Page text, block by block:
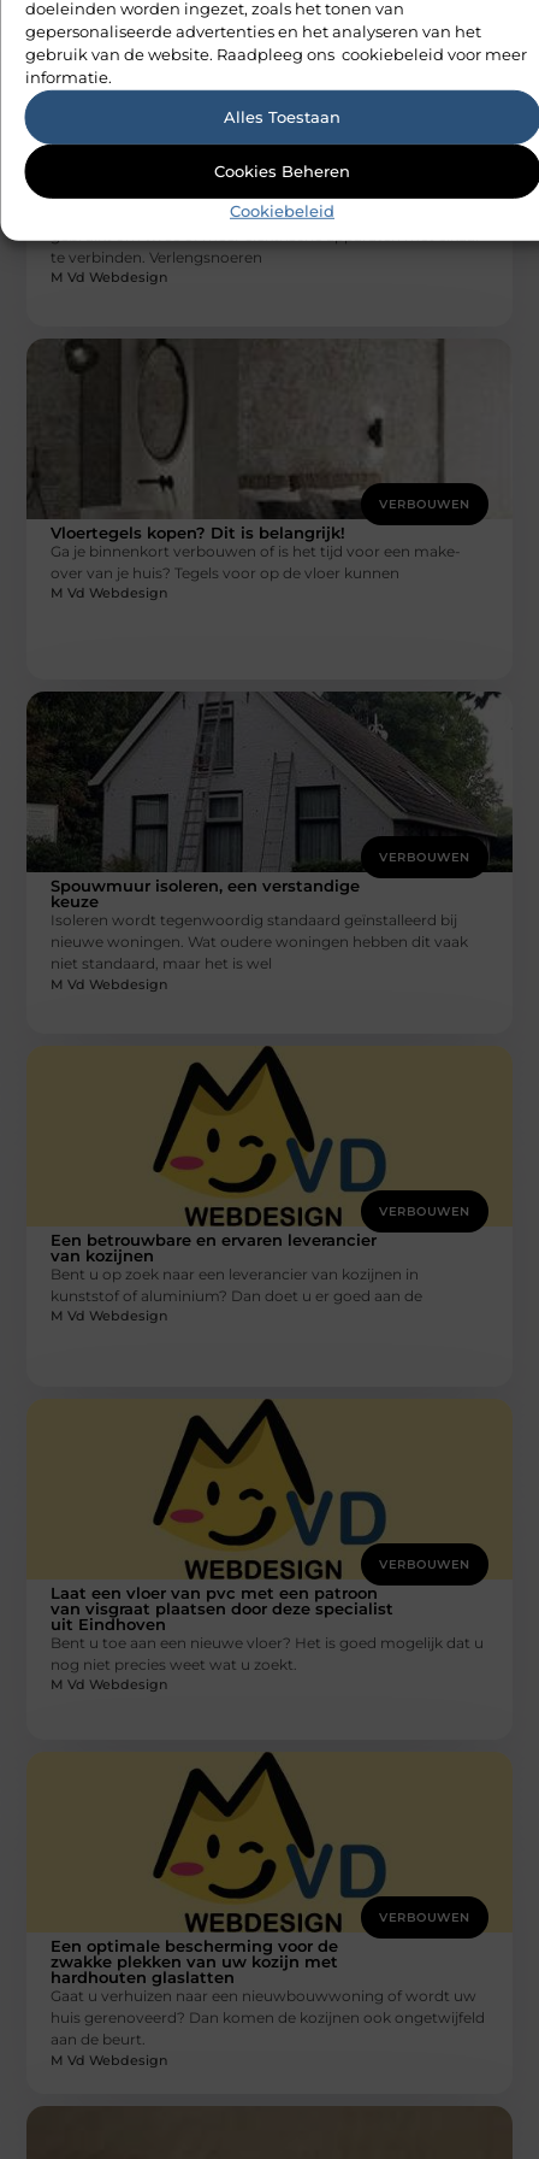
doeleinden worden ingezet, zoals het tonen van
gepersonaliseerde advertenties en het analyseren van het
gebruik van de website. Raadpleeg ons cookiebeleid voor meer
informatie.
Alles Toestaan
Cookies Beheren
Cookiebeleid
Hoe u het beste verlengsnoer voor uw
behoeften kunt vinden
Verlengsnoeren zijn een type elektrische kabel die wordt
te verbinden. Verlengsnoeren
M Vd Webdesign
VERBOUWEN
Vloertegels kopen? Dit is belangrijk!
Ga je binnenkort verbouwen of is het tijd voor een make-
over van je huis? Tegels voor op de vloer kunnen
M Vd Webdesign
VERBOUWEN
Spouwmuur isoleren, een verstandige
keuze
Isoleren wordt tegenwoordig standaard geïnstalleerd bij
nieuwe woningen. Wat oudere woningen hebben dit vaak
niet standaard, maar het is wel
M Vd Webdesign
VERBOUWEN
Een betrouwbare en ervaren leverancier
van kozijnen
Bent u op zoek naar een leverancier van kozijnen in
kunststof of aluminium? Dan doet u er goed aan de
M Vd Webdesign
VERBOUWEN
Laat een vloer van pvc met een patroon
van visgraat plaatsen door deze specialist
uit Eindhoven
Bent u toe aan een nieuwe vloer? Het is goed mogelijk dat u
nog niet precies weet wat u zoekt.
M Vd Webdesign
VERBOUWEN
Een optimale bescherming voor de
zwakke plekken van uw kozijn met
hardhouten glaslatten
Gaat u verhuizen naar een nieuwbouwwoning of wordt uw
huis gerenoveerd? Dan komen de kozijnen ook ongetwijfeld
aan de beurt.
M Vd Webdesign